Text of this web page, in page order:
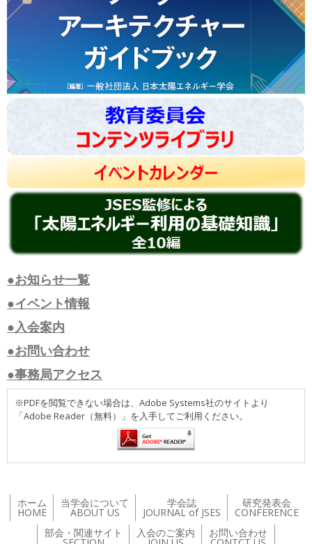
●お知らせ一覧
●イベント情報
●入会案内
●お問い合わせ
●事務局アクセス
※PDFを閲覧できない場合は、Adobe Systems社のサイトより
「Adobe Reader（無料）」を入手してご利用ください。
ホーム
HOME
当学会について
ABOUT US
学会誌
JOURNAL of JSES
研究発表会
CONFERENCE
部会・関連サイト
入会のご案内 お問い合わせ